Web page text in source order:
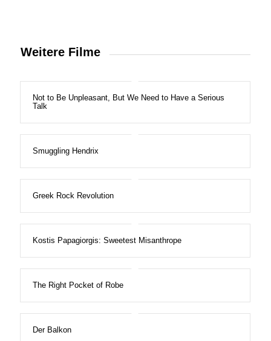
Weitere Filme
Not to Be Unpleasant, But We Need to Have a Serious
Talk
Smuggling Hendrix
Greek Rock Revolution
Kostis Papagiorgis: Sweetest Misanthrope
The Right Pocket of Robe
Der Balkon